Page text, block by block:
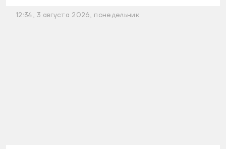
12:34, 3 августа 2026, понедельник